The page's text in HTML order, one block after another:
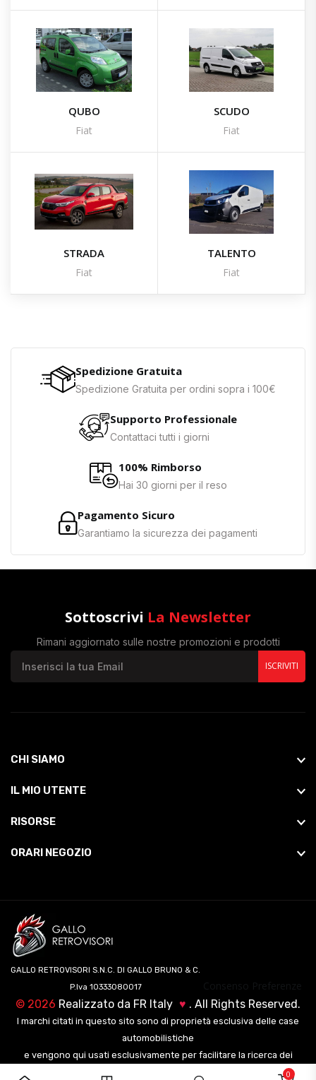
0
QUBO
Fiat
SCUDO
Fiat
STRADA
Fiat
TALENTO
Fiat
Spedizione Gratuita
Spedizione Gratuita per ordini sopra i 100€
Supporto Professionale
Contattaci tutti i giorni
100% Rimborso
Hai 30 giorni per il reso
Pagamento Sicuro
Garantiamo la sicurezza dei pagamenti
Sottoscrivi La Newsletter
Rimani aggiornato sulle nostre promozioni e prodotti
ISCRIVITI
CHI SIAMO
IL MIO UTENTE
RISORSE
ORARI NEGOZIO
GALLO RETROVISORI S.N.C. DI GALLO BRUNO & C.
P.Iva 10333080017
© 2026 Realizzato da FR Italy ♥ . All Rights Reserved.
I marchi citati in questo sito sono di proprietà esclusiva delle case
automobilistiche
e vengono qui usati esclusivamente per facilitare la ricerca dei